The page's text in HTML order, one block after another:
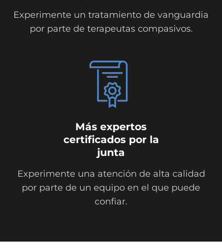
Experimente un tratamiento de vanguardia
por parte de terapeutas compasivos.
Más expertos
certificados por la
junta
Experimente una atención de alta calidad
por parte de un equipo en el que puede
confiar.